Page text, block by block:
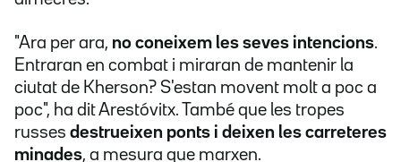
"Ara per ara, no coneixem les seves intencions.
Entraran en combat i miraran de mantenir la
ciutat de Kherson? S'estan movent molt a poc a
poc", ha dit Arestóvitx. També que les tropes
russes destrueixen ponts i deixen les carreteres
minades, a mesura que marxen.